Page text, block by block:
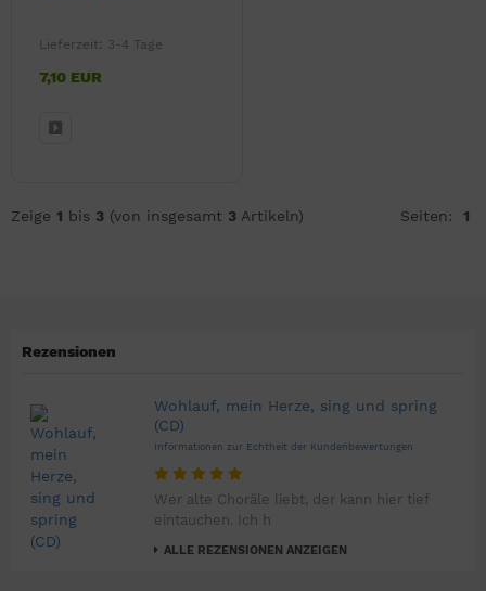
Lieferzeit: 3-4 Tage
7,10 EUR
Zeige 1 bis 3 (von insgesamt 3 Artikeln) Seiten: 1
Rezensionen
Wohlauf, mein Herze, sing und spring
(CD)
Informationen zur Echtheit der Kundenbewertungen
Wer alte Choräle liebt, der kann hier tief
eintauchen. Ich h
ALLE REZENSIONEN ANZEIGEN